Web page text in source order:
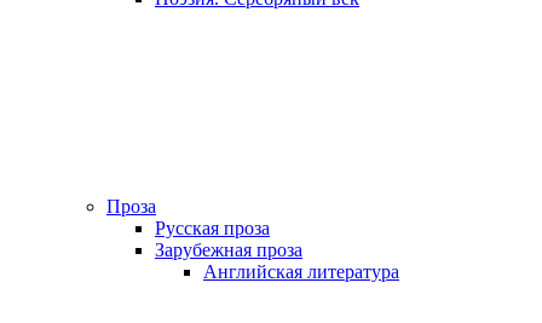
Проза
Русская проза
Зарубежная проза
Английская литература